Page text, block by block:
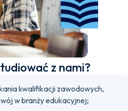
z nami?
kwalifikacji zawodowych,
w branży edukacyjnej;